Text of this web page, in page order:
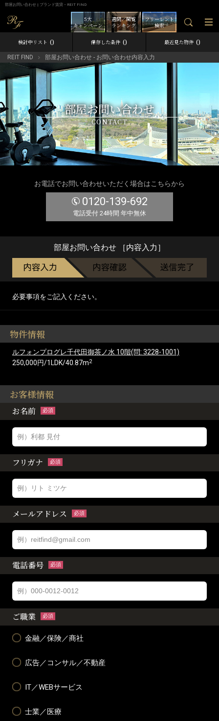
部屋お問い合わせ | ブランド賃貸－REIT FIND
フリーレント
検索
週間／閲覧
ランキング
5大
キャンペーン
検討中リスト 0 保存した条件 0 最近見た物件 0
REIT FIND 部屋お問い合わせ - お問い合わせ内容入力
部屋お問い合わせ
CONTACT
お電話でお問い合わせいただく場合はこちらから
0120-139-692
電話受付 24時間 年中無休
部屋お問い合わせ ［内容入力］
必要事項をご記入ください。
物件情報
ルフォンプログレ千代田御茶ノ水 10階(問: 3228-1001)
250,000円/1LDK/40.87m2
お客様情報
お名前 必須
フリガナ 必須
メールアドレス 必須
電話番号 必須
ご職業 必須
金融／保険／商社
広告／コンサル／不動産
IT／WEBサービス
士業／医療